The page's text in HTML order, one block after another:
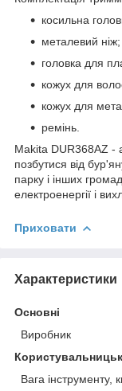
косильна
металевий ніж;
головка для
кожух для
кожух для
ремінь.
Makita DUR368AZ -
позбутися від
парку і інших
електроенергії і
Приховати
Характеристики
Основні
Виробник
Вага інструменту,